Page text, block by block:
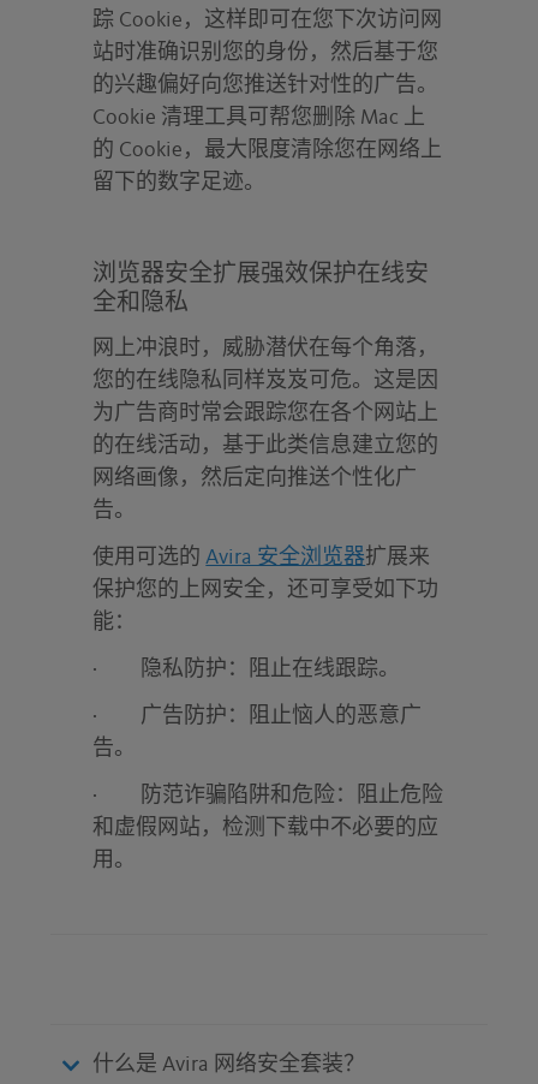
踪 Cookie，这样即可在您下次访问网
站时准确识别您的身份，然后基于您
的兴趣偏好向您推送针对性的广告。
Cookie 清理工具可帮您删除 Mac 上
的 Cookie，最大限度清除您在网络上
留下的数字足迹。
浏览器安全扩展强效保护在线安
全和隐私
网上冲浪时，威胁潜伏在每个角落，
您的在线隐私同样岌岌可危。这是因
为广告商时常会跟踪您在各个网站上
的在线活动，基于此类信息建立您的
网络画像，然后定向推送个性化广
告。
使用可选的Avira 安全浏览器扩展来
保护您的上网安全，还可享受如下功
能：
· 隐私防护： 阻止在线跟踪。
· 广告防护：
阻止恼人的恶意广
告。
· 防范诈骗陷阱和危险：
阻止危险
和虚假网站，检测下载中不必要的应
用。
什么是 Avira 网络安全套装？